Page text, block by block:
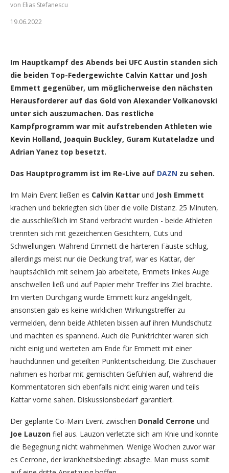
von Elias Stefanescu
19.06.2022
Im Hauptkampf des Abends bei UFC Austin standen sich
die beiden Top-Federgewichte Calvin Kattar und Josh
Emmett gegenüber, um möglicherweise den nächsten
Herausforderer auf das Gold von Alexander Volkanovski
unter sich auszumachen. Das restliche
Kampfprogramm war mit aufstrebenden Athleten wie
Kevin Holland, Joaquin Buckley, Guram Kutateladze und
Adrian Yanez top besetzt.
Das Hauptprogramm ist im Re-Live auf DAZN zu sehen.
Im Main Event ließen es Calvin Kattar und Josh Emmett
krachen und bekriegten sich über die volle Distanz. 25 Minuten,
die ausschließlich im Stand verbracht wurden - beide Athleten
trennten sich mit gezeichenten Gesichtern, Cuts und
Schwellungen. Während Emmett die härteren Fäuste schlug,
allerdings meist nur die Deckung traf, war es Kattar, der
hauptsächlich mit seinem Jab arbeitete, Emmets linkes Auge
anschwellen ließ und auf Papier mehr Treffer ins Ziel brachte.
Im vierten Durchgang wurde Emmett kurz angeklingelt,
ansonsten gab es keine wirklichen Wirkungstreffer zu
vermelden, denn beide Athleten bissen auf ihren Mundschutz
und machten es spannend. Auch die Punktrichter waren sich
nicht einig und werteten am Ende für Emmett mit einer
hauchdünnen und geteilten Punktentscheidung. Die Zuschauer
nahmen es hörbar mit gemischten Gefühlen auf, während die
Kommentatoren sich ebenfalls nicht einig waren und teils
Kattar vorne sahen. Diskussionsbedarf garantiert.
Der geplante Co-Main Event zwischen Donald Cerrone und
Joe Lauzon fiel aus. Lauzon verletzte sich am Knie und konnte
die Begegnung nicht wahrnehmen. Wenige Wochen zuvor war
es Cerrone, der krankheitsbedingt absagte. Man muss somit